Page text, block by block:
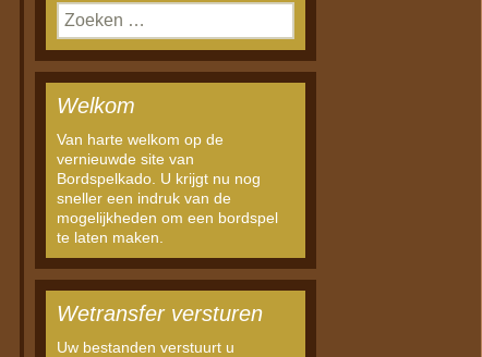
Zoeken
naar:
Welkom
Van harte welkom op de
vernieuwde site van
Bordspelkado. U krijgt nu nog
sneller een indruk van de
mogelijkheden om een bordspel
te laten maken.
Wetransfer versturen
Uw bestanden verstuurt u